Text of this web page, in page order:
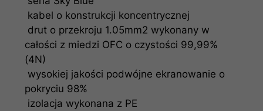
kabel o konstrukcji koncentrycznej
drut o przekroju 1.05mm2 wykonany w
całości z miedzi OFC o czystości 99,99%
(4N)
wysokiej jakości podwójne ekranowanie o
pokryciu 98%
izolacja wykonana z PE